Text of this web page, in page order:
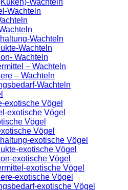
Wachteln
Wachteln
Wachteln
Wachteln
Wachteln
– Wachteln
– Wachteln
Wachteln
exotische Vögel
exotische Vögel
Vögel
Vögel
exotische Vögel
exotische Vögel
exotische Vögel
exotische Vögel
exotische Vögel
exotische Vögel